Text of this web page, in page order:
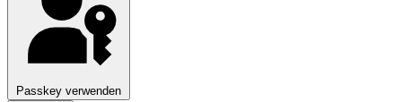
Passkey verwenden